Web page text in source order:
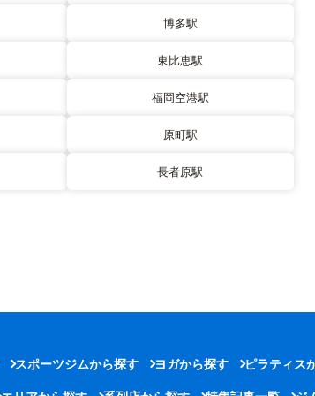
博多駅
東比恵駅
福岡空港駅
原町駅
長者原駅
スポーツジムから探す ヨガから探す ピラティス